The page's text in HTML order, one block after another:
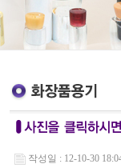
작성일 : 12-10-30